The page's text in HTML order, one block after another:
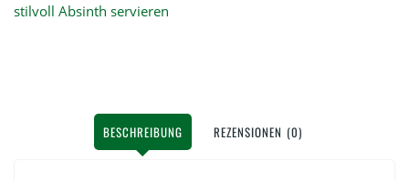
stilvoll Absinth servieren
BESCHREIBUNG REZENSIONEN (0)